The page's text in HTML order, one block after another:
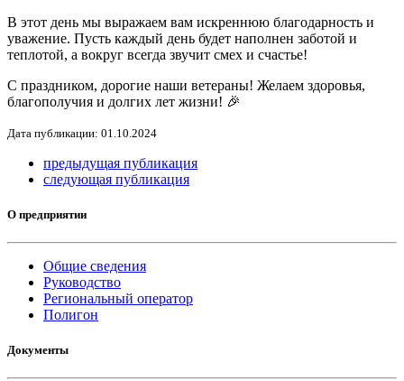
В этот день мы выражаем вам искреннюю благодарность и
уважение. Пусть каждый день будет наполнен заботой и
теплотой, а вокруг всегда звучит смех и счастье!
С праздником, дорогие наши ветераны! Желаем здоровья,
благополучия и долгих лет жизни! 🎉
Дата публикации: 01.10.2024
предыдущая публикация
следующая публикация
О предприятии
Общие сведения
Руководство
Региональный оператор
Полигон
Документы